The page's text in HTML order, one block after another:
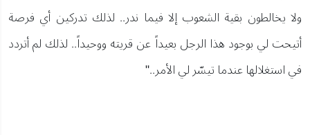
ولا يخالطون بقية الشعوب إلا فيما ندر.. لذلك تدركين أي فرصة
أتيحت لي بوجود هذا الرجل بعيداً عن قريته ووحيداً.. لذلك لم أتردد
في استغلالها عندما تيسّر لي الأمر.."